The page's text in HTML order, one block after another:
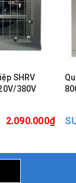
SHRV
380V
2.090.000₫